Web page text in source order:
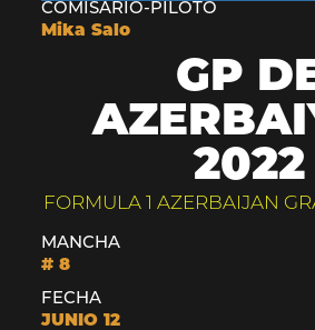
COMISARIO-PILOTO
Mika Salo
GP
2022
FORMULA 1 AZERBAIJAN
MANCHA
# 8
FECHA
JUNIO 12